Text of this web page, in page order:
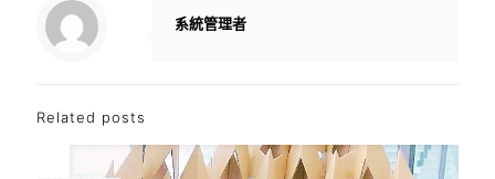
系統管理者
Related posts